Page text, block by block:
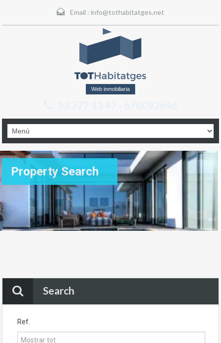
Email : info@tothabitatges.net
Web inmobiliaria
Property Search
Search
Ref.